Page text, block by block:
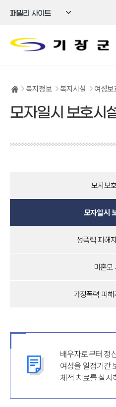
패밀리 사이트
복지정보 복지시설 여성보
모자일시 보호시
모자보
모자일시
성폭력 피해
미혼모
가정폭력 피
배우자로부터 정
여성을 일정기간
체적 치료를 실시